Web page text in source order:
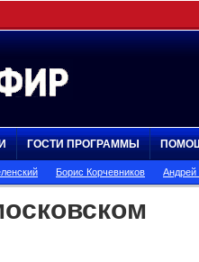
ГОСТИ ПРОГРАММЫ
Борис Корчевников